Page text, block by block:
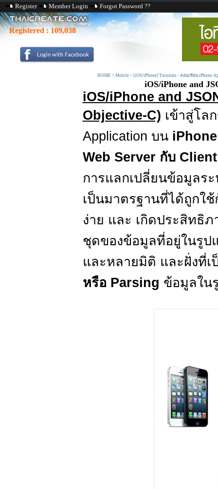
Register Member Login Forgot Password ??
Registered : 109,038
HOME > Mobile > [iOS/iPhone] Tutorials - สอนเขียน iPhone
iOS/iPhone and
iOS/iPhone and
Objective-C) เข้าสู่โล
Application บน
Web Server กับ Client
การแลกเปลี่ยนข้อมูลร
เป็นมาตรฐานที่ได้ถูกใ
ง่าย และ เกิดประสิทธิ
ชุดของข้อมูลที่อยู่ในรูป
และหลายมิติ และฝั่งที่
หรือ Parsing ข้อมูลใน